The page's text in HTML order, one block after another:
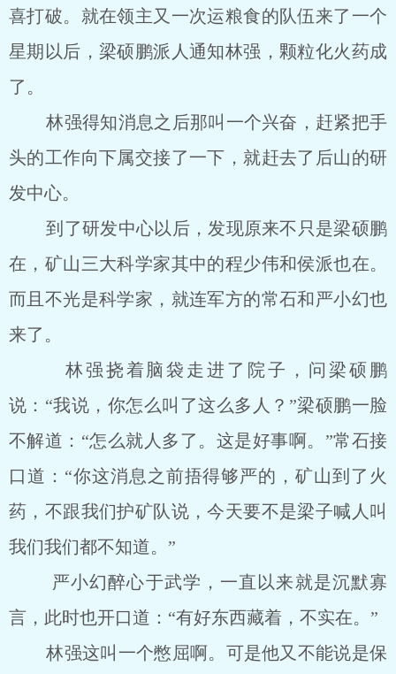
喜打破。就在领主又一次运粮食的队伍来了一个
星期以后，梁硕鹏派人通知林强，颗粒化火药成
了。
林强得知消息之后那叫一个兴奋，赶紧把手
头的工作向下属交接了一下，就赶去了后山的研
发中心。
到了研发中心以后，发现原来不只是梁硕鹏
在，矿山三大科学家其中的程少伟和侯派也在。
而且不光是科学家，就连军方的常石和严小幻也
来了。
林强挠着脑袋走进了院子，问梁硕鹏
说：“我说，你怎么叫了这么多人？”梁硕鹏一脸
不解道：“怎么就人多了。这是好事啊。”常石接
口道：“你这消息之前捂得够严的，矿山到了火
药，不跟我们护矿队说，今天要不是梁子喊人叫
我们我们都不知道。”
严小幻醉心于武学，一直以来就是沉默寡
言，此时也开口道：“有好东西藏着，不实在。”
林强这叫一个憋屈啊。可是他又不能说是保